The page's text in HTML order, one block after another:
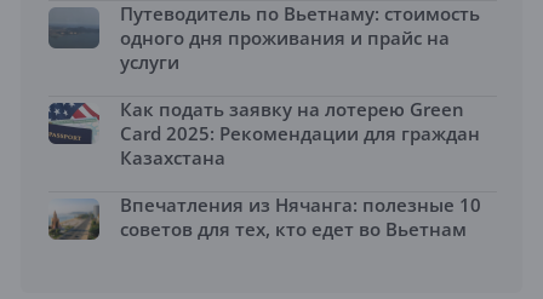
Путеводитель по Вьетнаму: стоимость
одного дня проживания и прайс на
услуги
Как подать заявку на лотерею Green
Card 2025: Рекомендации для граждан
Казахстана
Впечатления из Нячанга: полезные 10
советов для тех, кто едет во Вьетнам